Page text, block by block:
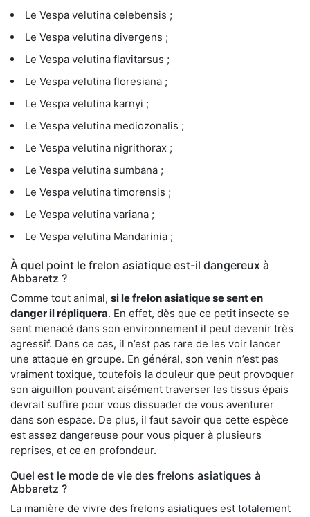
Le Vespa velutina celebensis ;
Le Vespa velutina divergens ;
Le Vespa velutina flavitarsus ;
Le Vespa velutina floresiana ;
Le Vespa velutina karnyi ;
Le Vespa velutina mediozonalis ;
Le Vespa velutina nigrithorax ;
Le Vespa velutina sumbana ;
Le Vespa velutina timorensis ;
Le Vespa velutina variana ;
Le Vespa velutina Mandarinia ;
À quel point le frelon asiatique est-il dangereux à
Abbaretz ?
Comme tout animal, si le frelon asiatique se sent en
danger il répliquera. En effet, dès que ce petit insecte se
sent menacé dans son environnement il peut devenir très
agressif. Dans ce cas, il n’est pas rare de les voir lancer
une attaque en groupe. En général, son venin n’est pas
vraiment toxique, toutefois la douleur que peut provoquer
son aiguillon pouvant aisément traverser les tissus épais
devrait suffire pour vous dissuader de vous aventurer
dans son espace. De plus, il faut savoir que cette espèce
est assez dangereuse pour vous piquer à plusieurs
reprises, et ce en profondeur.
Quel est le mode de vie des frelons asiatiques à
Abbaretz ?
La manière de vivre des frelons asiatiques est totalement